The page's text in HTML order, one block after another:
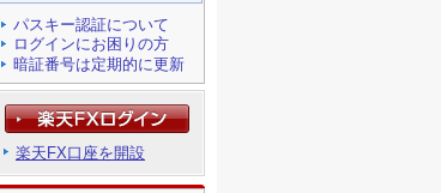
パスキー認証について
ログインにお困りの方
暗証番号は定期的に更新
楽天FX口座を開設